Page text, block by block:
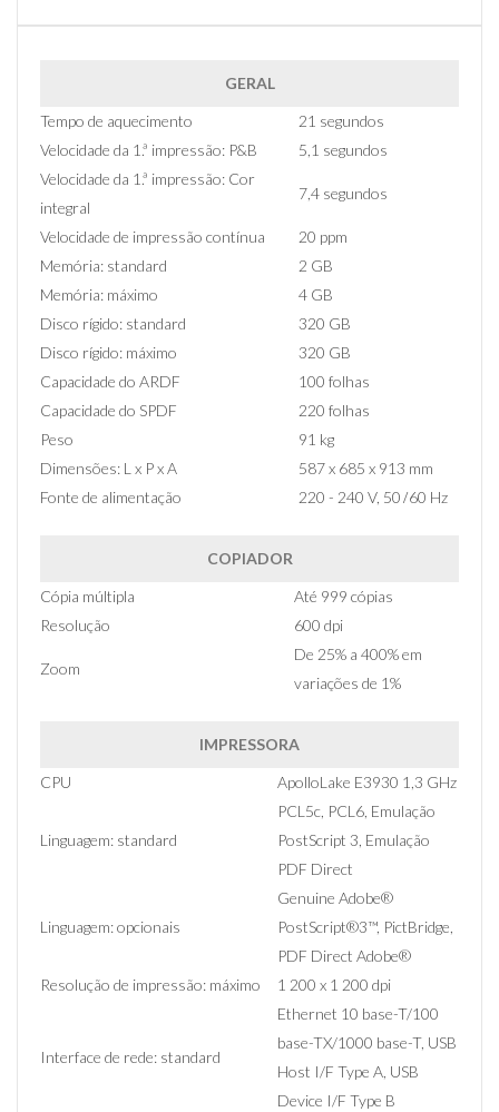
GERAL
Tempo de aquecimento
21 segundos
Velocidade da 1.ª impressão: P&B
5,1 segundos
Velocidade da 1.ª impressão: Cor
integral
7,4 segundos
Velocidade de impressão contínua
20 ppm
Memória: standard
2 GB
Memória: máximo
4 GB
Disco rígido: standard
320 GB
Disco rígido: máximo
320 GB
Capacidade do ARDF
100 folhas
Capacidade do SPDF
220 folhas
Peso
91 kg
Dimensões: L x P x A
587 x 685 x 913 mm
Fonte de alimentação
220 - 240 V, 50 ̸ 60 Hz
COPIADOR
Cópia múltipla
Até 999 cópias
Resolução
600 dpi
Zoom
De 25% a 400% em
variações de 1%
IMPRESSORA
CPU
ApolloLake E3930 1,3 GHz
Linguagem: standard
PCL5c, PCL6, Emulação
PostScript 3, Emulação
PDF Direct
Linguagem: opcionais
Genuine Adobe®
PostScript®3™, PictBridge,
PDF Direct Adobe®
Resolução de impressão: máximo
1 200 x 1 200 dpi
Interface de rede: standard
Ethernet 10 base-T/100
base-TX/1000 base-T, USB
Host I/F Type A, USB
Device I/F Type B